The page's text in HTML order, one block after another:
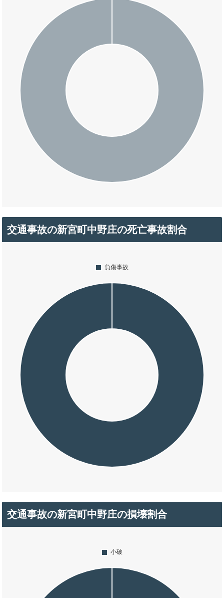
交通事故の新宮町中野庄の死亡事故割合
交通事故の新宮町中野庄の損壊割合